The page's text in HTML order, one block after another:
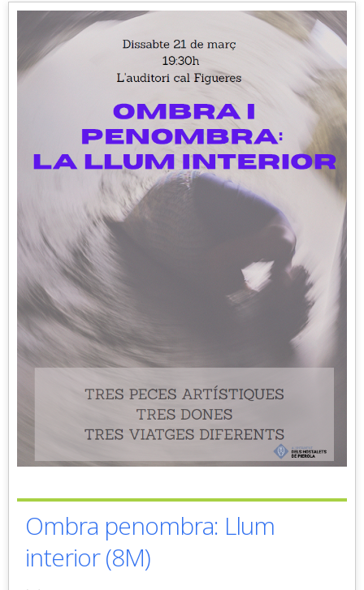
Ombra penombra: Llum
interior (8M)